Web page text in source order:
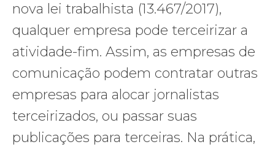
nova lei trabalhista (13.467/2017),
qualquer empresa pode terceirizar a
atividade-fim. Assim, as empresas de
comunicação podem contratar outras
empresas para alocar jornalistas
terceirizados, ou passar suas
publicações para terceiras. Na prática,